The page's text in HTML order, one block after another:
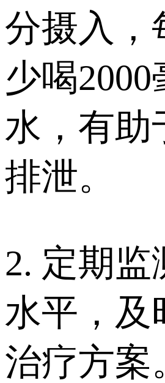
分摄入，
少喝2000
水，有助
排泄。
2. 定期监
水平，及
治疗方案